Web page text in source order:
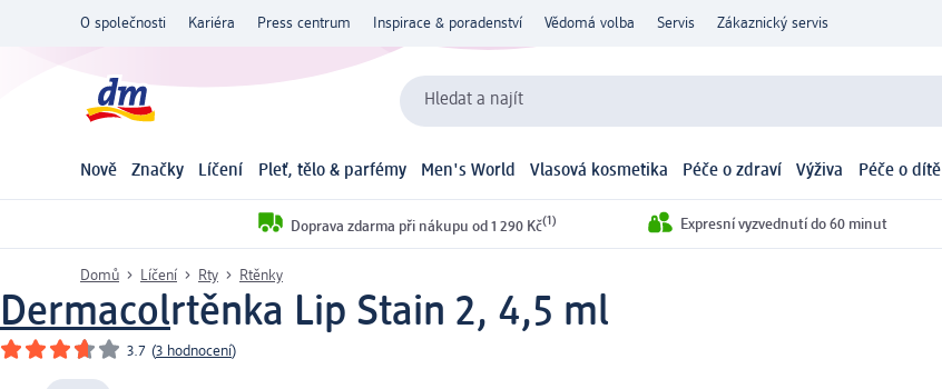
O společnosti Kariéra Press centrum Inspirace & poradenství Vědomá volba Servis Zákaznický servis
Hledat a najít
Nově Značky Líčení Pleť, tělo & parfémy Men's World Vlasová kosmetika Péče o zdraví Výživa Péče o dítě
Doprava zdarma při nákupu od 1 290 Kč(1) Expresní vyzvednutí do 60 minut
Domů Líčení Rty Rtěnky
Dermacolrtěnka Lip Stain 2, 4,5 ml
3.7 (3 hodnocení)